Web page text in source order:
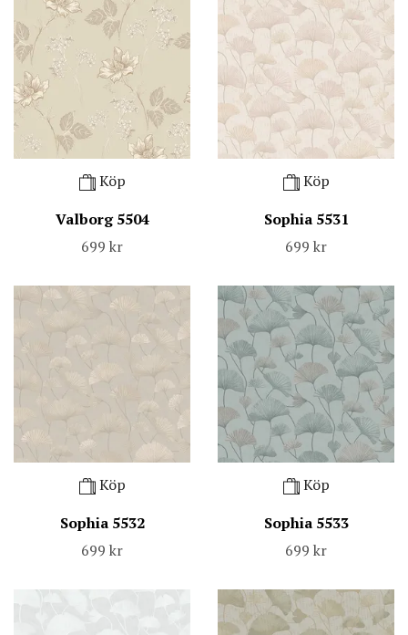
Köp
Valborg 5504
699 kr
Köp
Sophia 5531
699 kr
Köp
Sophia 5532
699 kr
Köp
Sophia 5533
699 kr